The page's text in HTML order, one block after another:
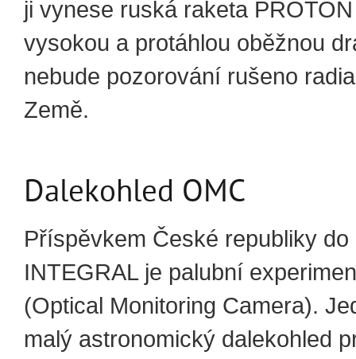
ji vynese ruská raketa
vysokou a protáhlou oběžnou
nebude pozorování rušeno
Země.
Dalekohled OMC
Příspěvkem České republiky do
INTEGRAL je palubní
(Optical Monitoring Camera).
malý astronomický dalekohled